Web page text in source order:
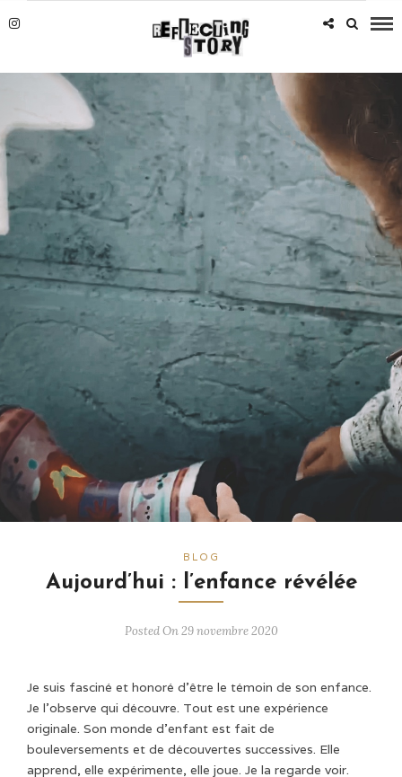
BLOG
Aujourd’hui : l’enfance révélée
Posted On 29 novembre 2020
Je suis fasciné et honoré d’être le témoin de son enfance.
Je l’observe qui découvre. Tout est une expérience
originale. Son monde d’enfant est fait de
bouleversements et de découvertes successives. Elle
apprend, elle expérimente, elle joue. Je la regarde voir.